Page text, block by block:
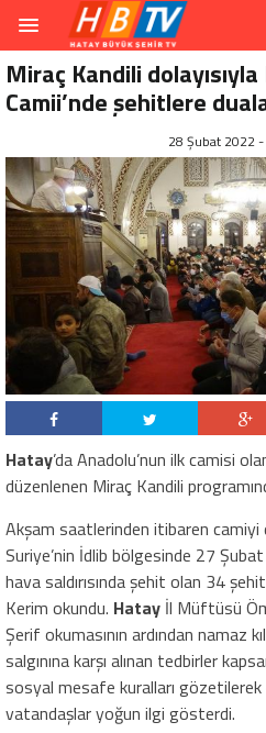
Miraç Kandili
Camii’nde şehitlere
28 Şubat 2022
Hatay’da Anadolu’nun ilk camisi
düzenlenen Miraç Kandili
Akşam saatlerinden itibaren
Suriye’nin İdlib bölgesinde 27
hava saldırısında şehit olan 34
Kerim okundu. Hatay İl Müftüsü
Şerif okumasının ardından namaz
salgınına karşı alınan tedbirler
sosyal mesafe kuralları
vatandaşlar yoğun ilgi gösterdi.